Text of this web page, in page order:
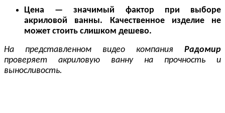
Цена — значимый фактор при выборе
акриловой ванны. Качественное изделие не
может стоить слишком дешево.
На представленном видео компания Радомир
проверяет акриловую ванну на прочность и
выносливость.